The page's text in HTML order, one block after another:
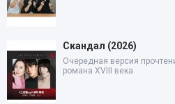
Скандал (2026)
Очередная версия
романа XVIII века